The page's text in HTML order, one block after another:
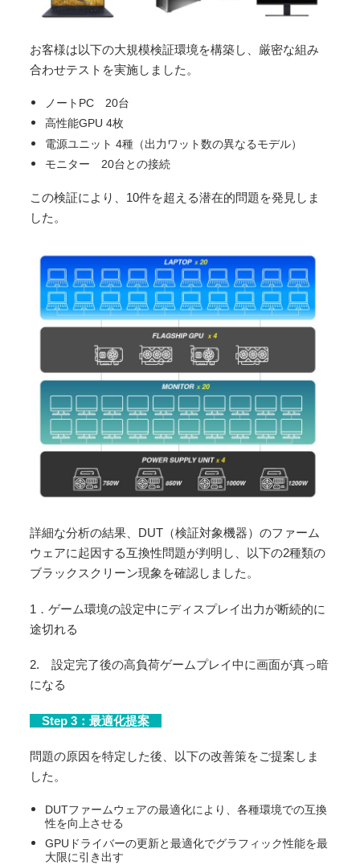
お客様は以下の大規模検証環境を構築し、厳密な組み
合わせテストを実施しました。
ノートPC 20台
高性能GPU 4枚
電源ユニット 4種（出力ワット数の異なるモデル）
モニター 20台との接続
この検証により、10件を超える潜在的問題を発見しま
した。
詳細な分析の結果、DUT（検証対象機器）のファーム
ウェアに起因する互換性問題が判明し、以下の2種類の
ブラックスクリーン現象を確認しました。
1．ゲーム環境の設定中にディスプレイ出力が断続的に
途切れる
2. 設定完了後の高負荷ゲームプレイ中に画面が真っ暗
になる
Step 3：最適化提案
問題の原因を特定した後、以下の改善策をご提案しま
した。
DUTファームウェアの最適化により、各種環境での互換
性を向上させる
GPUドライバーの更新と最適化でグラフィック性能を最
大限に引き出す